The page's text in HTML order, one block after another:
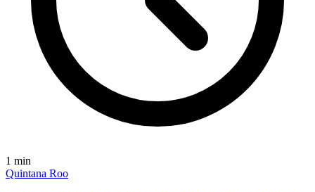
1 min
Quintana Roo